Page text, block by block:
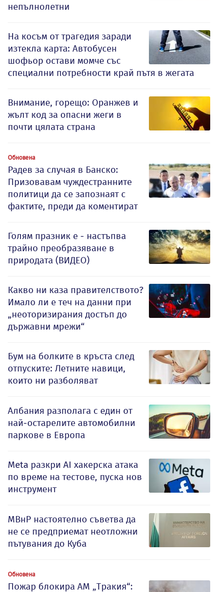
непълнолетни
На косъм от трагедия заради
изтекла карта: Автобусен
шофьор остави момче със
специални потребности край пътя в жегата
Внимание, горещо: Оранжев и
жълт код за опасни жеги в
почти цялата страна
Обновена
Радев за случая в Банско:
Призовавам чуждестранните
политици да се запознаят с
фактите, преди да коментират
Голям празник е - настъпва
трайно преобразяване в
природата (ВИДЕО)
Какво ни каза правителството?
Имало ли е теч на данни при
„неоторизирания достъп до
държавни мрежи“
Бум на болките в кръста след
отпуските: Летните навици,
които ни разболяват
Албания разполага с един от
най-остарелите автомобилни
паркове в Европа
Meta разкри AI хакерска атака
по време на тестове, пуска нов
инструмент
МВнР настоятелно съветва да
не се предприемат неотложни
пътувания до Куба
Обновена
Пожар блокира АМ „Тракия“: